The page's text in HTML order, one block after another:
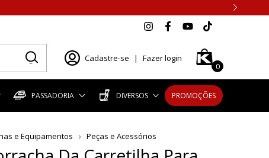
Cadastre-se | Fazer login
0
PASSADORIA DIVERSOS PROMOÇÕES
e Equipamentos Peças e Acessórios